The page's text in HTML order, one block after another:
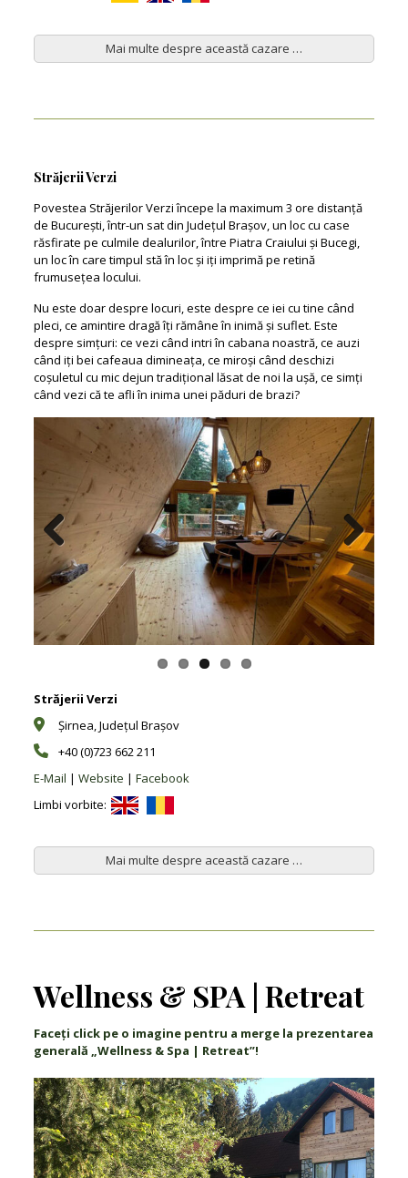
Mai multe despre această cazare …
Străjerii Verzi
Povestea Străjerilor Verzi începe la maximum 3 ore distanță
de București, într-un sat din Județul Brașov, un loc cu case
răsfirate pe culmile dealurilor, între Piatra Craiului și Bucegi,
un loc în care timpul stă în loc și iți imprimă pe retină
frumusețea locului.
Nu este doar despre locuri, este despre ce iei cu tine când
pleci, ce amintire dragă îți rămâne în inimă și suflet. Este
despre simțuri: ce vezi când intri în cabana noastră, ce auzi
când iți bei cafeaua dimineața, ce miroși când deschizi
coșuletul cu mic dejun tradițional lăsat de noi la ușă, ce simți
când vezi că te afli în inima unei păduri de brazi?
Previous Next
Străjerii Verzi
Şirnea, Județul Braşov
+40 (0)723 662 211
E-Mail | Website | Facebook
Limbi vorbite:
Mai multe despre această cazare …
Wellness & SPA | Retreat
Faceți click pe o imagine pentru a merge la prezentarea
generală „Wellness & Spa | Retreat”!